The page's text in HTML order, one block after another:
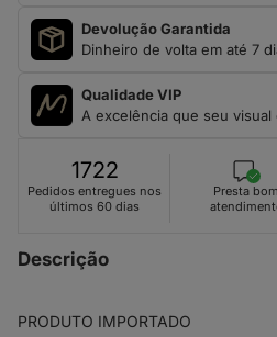
Devolução Garantida
Dinheiro de volta em até 7
Qualidade VIP
A excelência que seu visual
1722
Pedidos entregues nos
últimos 60 dias
Presta bom
Descrição
PRODUTO IMPORTADO